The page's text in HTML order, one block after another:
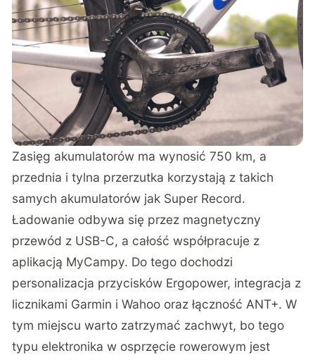
Zasięg akumulatorów ma wynosić 750 km, a
przednia i tylna przerzutka korzystają z takich
samych akumulatorów jak Super Record.
Ładowanie odbywa się przez magnetyczny
przewód z USB-C, a całość współpracuje z
aplikacją MyCampy. Do tego dochodzi
personalizacja przycisków Ergopower, integracja z
licznikami Garmin i Wahoo oraz łączność ANT+. W
tym miejscu warto zatrzymać zachwyt, bo tego
typu elektronika w osprzęcie rowerowym jest